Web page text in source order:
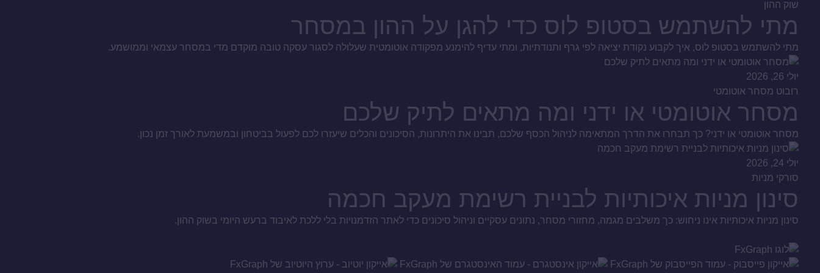
שוק ההון
מתי להשתמש בסטופ לוס כדי להגן על ההון במסחר
מתי להשתמש בסטופ לוס, איך לקבוע נקודת יציאה לפי גרף ותנודתיות, ומתי עדיף להימנע מפקודה אוטומטית שעלולה לסגור עסקה טובה מוקדם מדי במסחר עצמאי וממושמע.
יולי 26, 2026
רובוט מסחר אוטומטי
מסחר אוטומטי או ידני ומה מתאים לתיק שלכם
מסחר אוטומטי או ידני? כך תבחרו את הדרך המתאימה לניהול הכסף שלכם, תבינו את היתרונות, הסיכונים והכלים שיעזרו לכם לפעול בביטחון ובמשמעת לאורך זמן נכון.
יולי 24, 2026
סורקי מניות
סינון מניות איכותיות לבניית רשימת מעקב חכמה
סינון מניות איכותיות אינו ניחוש: כך משלבים מגמה, מחזורי מסחר, נתונים עסקיים וניהול סיכונים כדי לאתר הזדמנויות בלי ללכת לאיבוד ברעש היומי בשוק ההון.